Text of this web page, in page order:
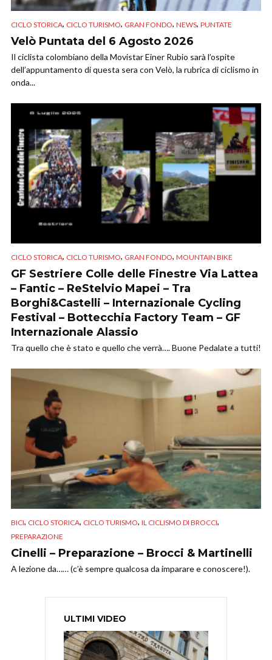
CICLO STORICA, CICLO TURISMO, GRAN FONDO, NEWS, PUNTATE
Velò Puntata del 6 Agosto 2026
Il ciclista colombiano della Movistar Einer Rubio sarà l’ospite
dell’appuntamento di questa sera con Velò, la rubrica di ciclismo in
onda...
CICLO STORICA, CICLO TURISMO, GRAN FONDO, MOUNTAIN BIKE
GF Sestriere Colle delle Finestre Via Lattea
– Fantic – ReStelvio Mapei – Tra
Borghi&Castelli – Internazionale Cycling
Festival – Bottecchia Factory Team – GF
Internazionale Alassio
Tra quello che è stato e quello che verrà…. Buone Pedalate a tutti!
BICI, CICLO STORICA, CICLO TURISMO, IL CICLISMO DI BROCCI,
PREPARAZIONE
Cinelli – Preparazione – Brocci & Martinelli
A lezione da…… (c’è sempre qualcosa da imparare e conoscere!).
ULTIMI VIDEO